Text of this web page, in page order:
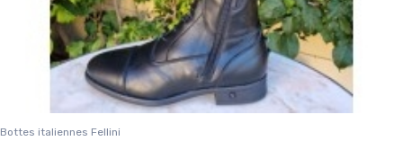
Bottes italiennes Fellini